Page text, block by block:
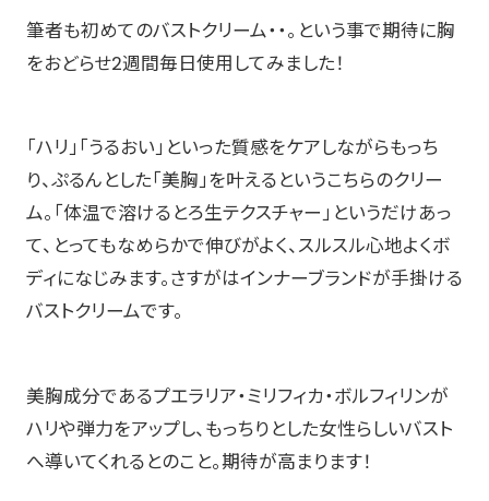
筆者も初めてのバストクリーム・・。という事で期待に胸
をおどらせ2週間毎日使用してみました！
「ハリ」「うるおい」といった質感をケアしながらもっち
り、ぷるんとした「美胸」を叶えるというこちらのクリー
ム。「体温で溶けるとろ生テクスチャー」というだけあっ
て、とってもなめらかで伸びがよく、スルスル心地よくボ
ディになじみます。さすがはインナーブランドが手掛ける
バストクリームです。
美胸成分であるプエラリア・ミリフィカ・ボルフィリンが
ハリや弾力をアップし、もっちりとした女性らしいバスト
へ導いてくれるとのこと。期待が高まります！